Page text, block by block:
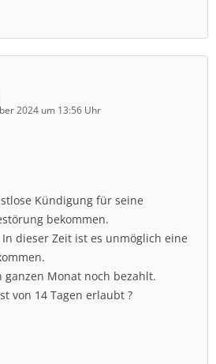
2024 um 13:56 Uhr
Kündigung für seine
bekommen.
dieser Zeit ist es unmöglich eine
Monat noch bezahlt.
von 14 Tagen erlaubt ?